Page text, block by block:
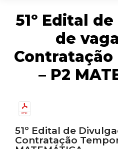
51º Edital
de
– P2
51º Edital de
Contratação